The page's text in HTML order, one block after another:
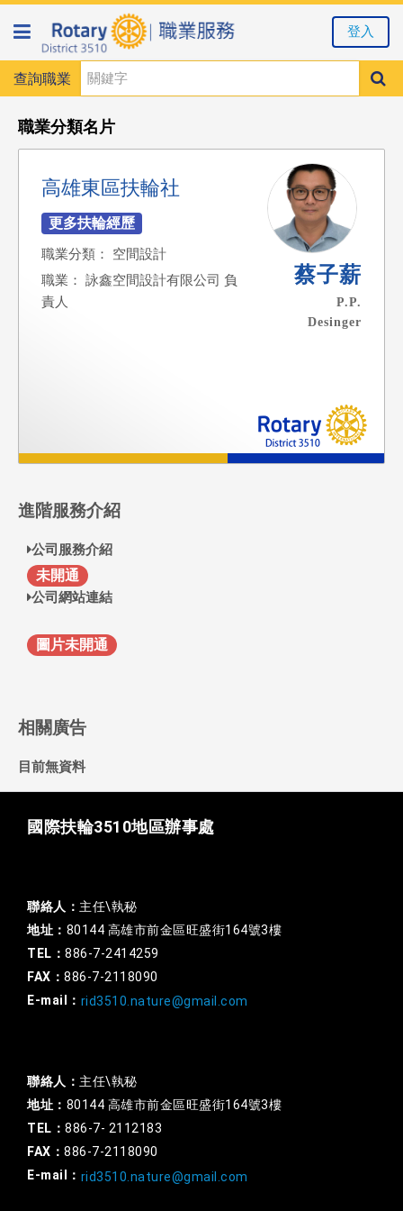
查詢職業
登入
職業分類名片
高雄東區扶輪社
職業分類： 空間設計
職業： 詠鑫空間設計有限公司 負
責人
蔡子薪
P.P.
Desinger
進階服務介紹
公司服務介紹
未開通
公司網站連結
圖片未開通
相關廣告
目前無資料
國際扶輪3510地區辦事處
聯絡人： 主任\執秘
地址： 80144 高雄市前金區旺盛街164號3樓
TEL： 886-7-2414259
FAX： 886-7-2118090
E-mail： rid3510.nature@gmail.com
聯絡人： 主任\執秘
地址： 80144 高雄市前金區旺盛街164號3樓
TEL： 886-7- 2112183
FAX： 886-7-2118090
E-mail： rid3510.nature@gmail.com